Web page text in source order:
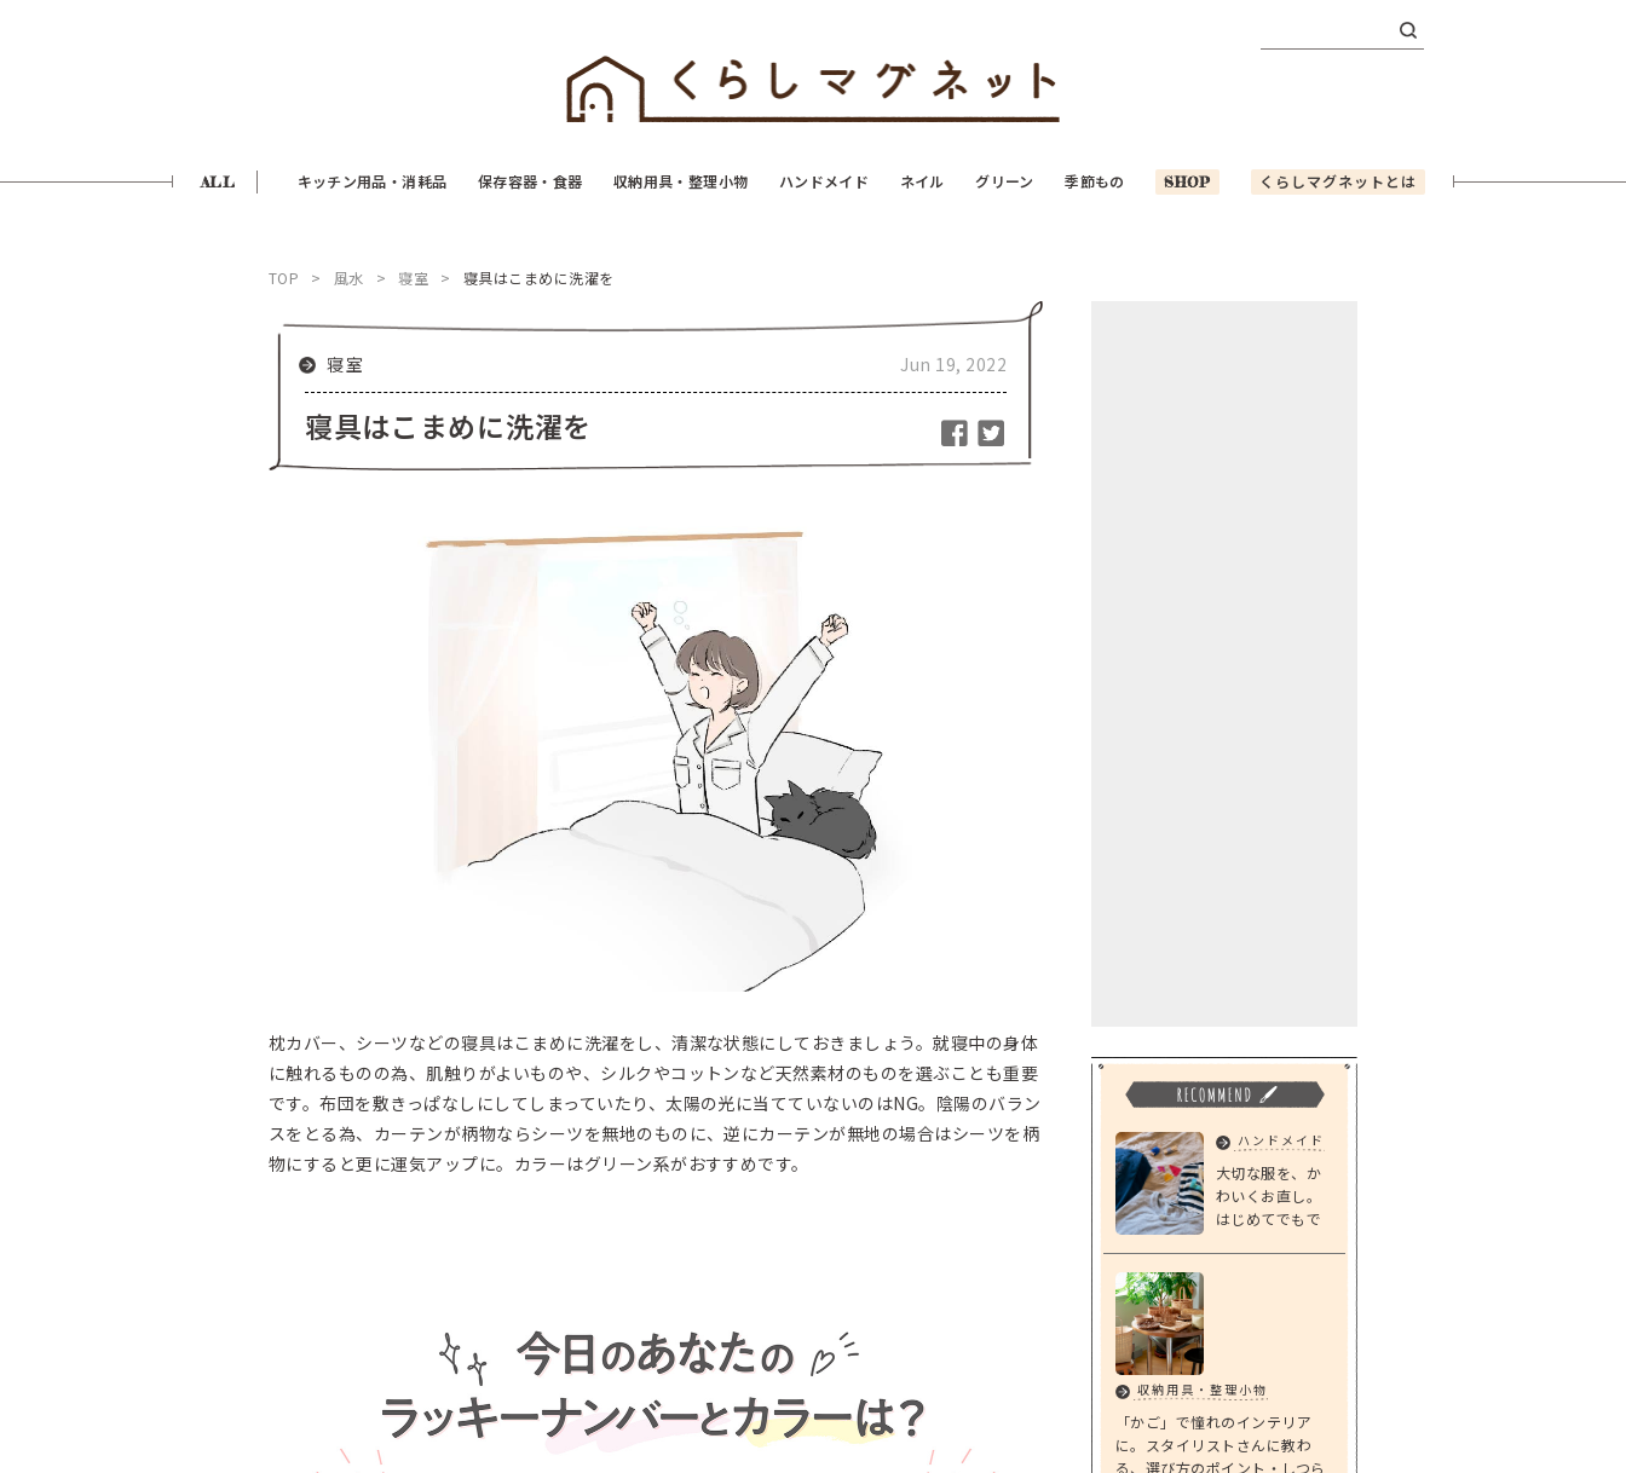
ALL キッチン用品・消耗品 保存容器・食器 収納用具・整理小物 ハンドメイド ネイル グリーン 季節もの SHOP くらしマグネットとは
TOP 風水 寝室 寝具はこまめに洗濯を
寝室 Jun 19, 2022
寝具はこまめに洗濯を
枕カバー、シーツなどの寝具はこまめに洗濯をし、清潔な状態にしておきましょう。就寝中の身体
に触れるものの為、肌触りがよいものや、シルクやコットンなど天然素材のものを選ぶことも重要
です。布団を敷きっぱなしにしてしまっていたり、太陽の光に当てていないのはNG。陰陽のバラン
スをとる為、カーテンが柄物ならシーツを無地のものに、逆にカーテンが無地の場合はシーツを柄
物にすると更に運気アップに。カラーはグリーン系がおすすめです。
ハンドメイド
大切な服を、か
わいくお直し。
はじめてでもで
収納用具・整理小物
「かご」で憧れのインテリア
に。スタイリストさんに教わ
る、選び方のポイント・しつら